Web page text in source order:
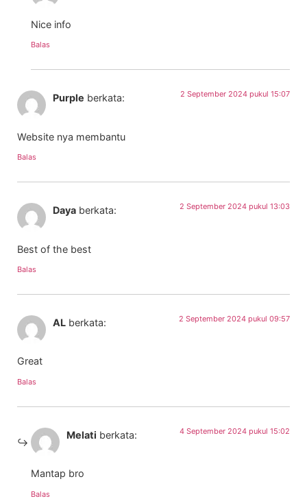
Nice info
Balas
Purple berkata: 2 September 2024 pukul 15:07
Website nya membantu
Balas
Daya berkata: 2 September 2024 pukul 13:03
Best of the best
Balas
AL berkata: 2 September 2024 pukul 09:57
Great
Balas
Melati berkata: 4 September 2024 pukul 15:02
Mantap bro
Balas